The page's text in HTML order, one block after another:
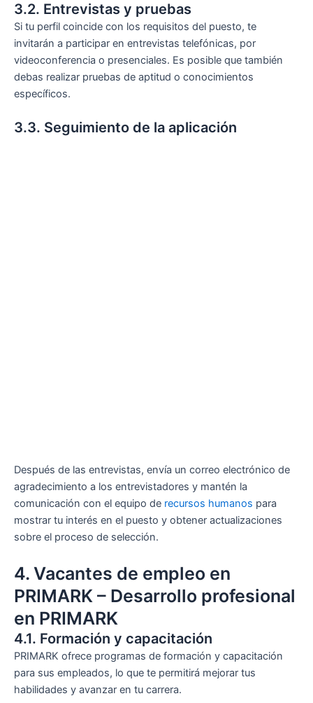
3.2. Entrevistas y pruebas
Si tu perfil coincide con los requisitos del puesto, te
invitarán a participar en entrevistas telefónicas, por
videoconferencia o presenciales. Es posible que también
debas realizar pruebas de aptitud o conocimientos
específicos.
3.3. Seguimiento de la aplicación
Después de las entrevistas, envía un correo electrónico de
agradecimiento a los entrevistadores y mantén la
comunicación con el equipo de recursos humanos para
mostrar tu interés en el puesto y obtener actualizaciones
sobre el proceso de selección.
4. Vacantes de empleo en
PRIMARK – Desarrollo profesional
en PRIMARK
4.1. Formación y capacitación
PRIMARK ofrece programas de formación y capacitación
para sus empleados, lo que te permitirá mejorar tus
habilidades y avanzar en tu carrera.